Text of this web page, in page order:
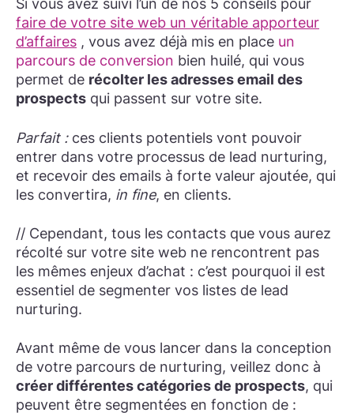
Si vous avez suivi l’un de nos 5 conseils pour
faire de votre site web un véritable apporteur
d’affaires , vous avez déjà mis en place un
parcours de conversion bien huilé, qui vous
permet de récolter les adresses email des
prospects qui passent sur votre site.
Parfait:ces clients potentiels vont pouvoir
entrer dans votre processus de lead nurturing,
et recevoir des emails à forte valeur ajoutée, qui
les convertira, in fine, en clients.
// Cependant, tous les contacts que vous aurez
récolté sur votre site web ne rencontrent pas
les mêmes enjeux d’achat : c’est pourquoi il est
essentiel de segmenter vos listes de lead
nurturing.
Avant même de vous lancer dans la conception
de votre parcours de nurturing, veillez donc à
créer différentes catégories de prospects, qui
peuvent être segmentées en fonction de :